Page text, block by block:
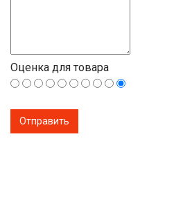
Оценка для товара